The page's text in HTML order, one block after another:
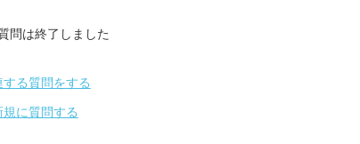
問は終了しました
る質問をする
に質問する